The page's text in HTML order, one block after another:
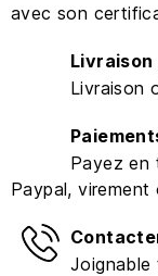
avec son
Livraison
Payez en
Paypal, virement
Joignable